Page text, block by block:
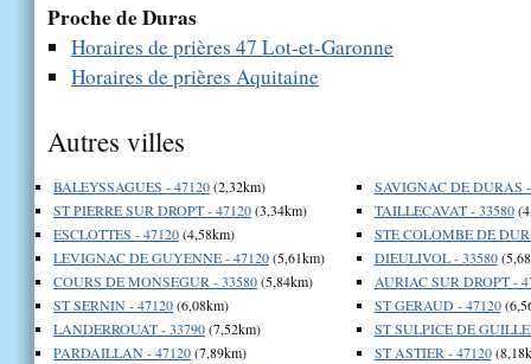
Proche de Duras
Horaires de prières 47 Lot-et-Garonne
Horaires de prières Aquitaine
Autres villes
BALEYSSAGUES - 47120(2,32km)
ST PIERRE SUR DROPT - 47120(3,34km)
ESCLOTTES - 47120(4,58km)
LEVIGNAC DE GUYENNE - 47120(5,61km)
COURS DE MONSEGUR - 33580(5,84km)
ST SERNIN - 47120(6,08km)
LANDERROUAT - 33790(7,52km)
PARDAILLAN - 47120(7,89km)
SAVIGNAC DE DURAS
TAILLECAVAT - 33580
STE COLOMBE DE
DIEULIVOL - 33580
AURIAC SUR DROPT -
ST GERAUD - 47120
ST SULPICE DE
ST ASTIER - 47120